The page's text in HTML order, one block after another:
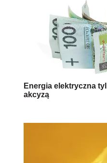
Energia elektryczna
akcyzą